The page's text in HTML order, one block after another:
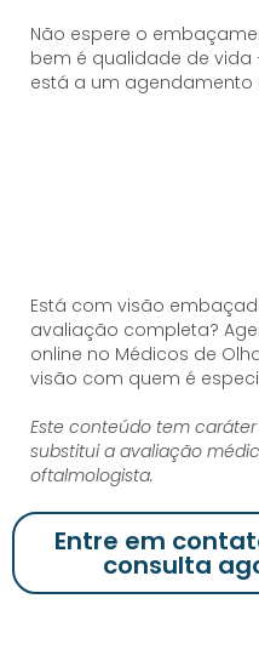
Não espere o
bem é qualidade de
está a um agendamento
Está com visão
avaliação completa?
online no Médicos de
visão com quem é
Este conteúdo tem
substitui a avaliação
oftalmologista.
Entre em
consulta